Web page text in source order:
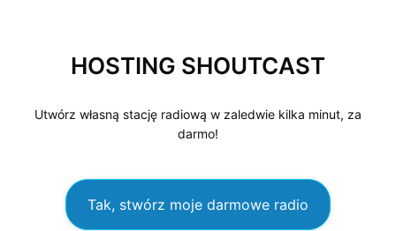
HOSTING SHOUTCAST
Utwórz własną stację radiową w zaledwie kilka minut, za
darmo!
Tak, stwórz moje darmowe radio